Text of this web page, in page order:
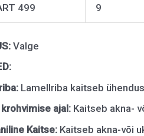
499 9
Valge
Lamellriba kaitseb
ajal: Kaitseb akna-
Kaitse: Kaitseb akna-või